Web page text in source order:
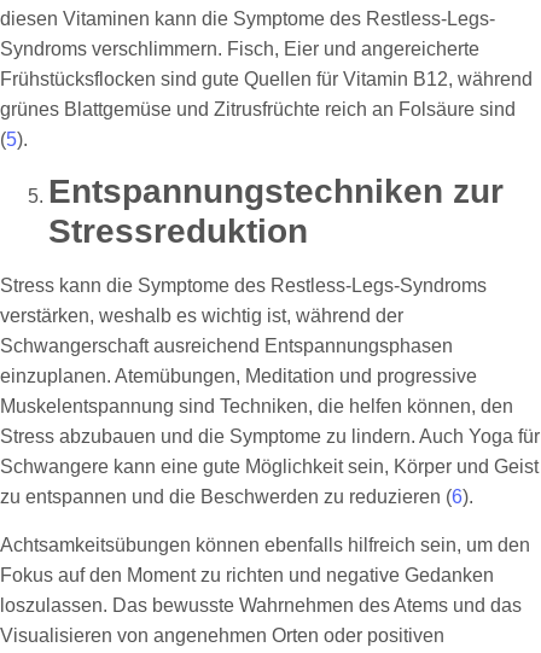
diesen Vitaminen kann die Symptome des Restless-Legs-
Syndroms verschlimmern. Fisch, Eier und angereicherte
Frühstücksflocken sind gute Quellen für Vitamin B12, während
grünes Blattgemüse und Zitrusfrüchte reich an Folsäure sind
(5).
Entspannungstechniken zur
Stressreduktion
Stress kann die Symptome des Restless-Legs-Syndroms
verstärken, weshalb es wichtig ist, während der
Schwangerschaft ausreichend Entspannungsphasen
einzuplanen. Atemübungen, Meditation und progressive
Muskelentspannung sind Techniken, die helfen können, den
Stress abzubauen und die Symptome zu lindern. Auch Yoga für
Schwangere kann eine gute Möglichkeit sein, Körper und Geist
zu entspannen und die Beschwerden zu reduzieren (6).
Achtsamkeitsübungen können ebenfalls hilfreich sein, um den
Fokus auf den Moment zu richten und negative Gedanken
loszulassen. Das bewusste Wahrnehmen des Atems und das
Visualisieren von angenehmen Orten oder positiven